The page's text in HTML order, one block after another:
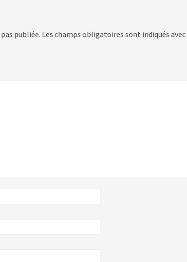
publiée. Les champs obligatoires sont indiqués avec